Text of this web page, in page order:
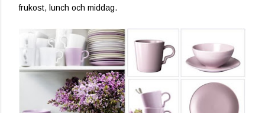
frukost, lunch och middag.